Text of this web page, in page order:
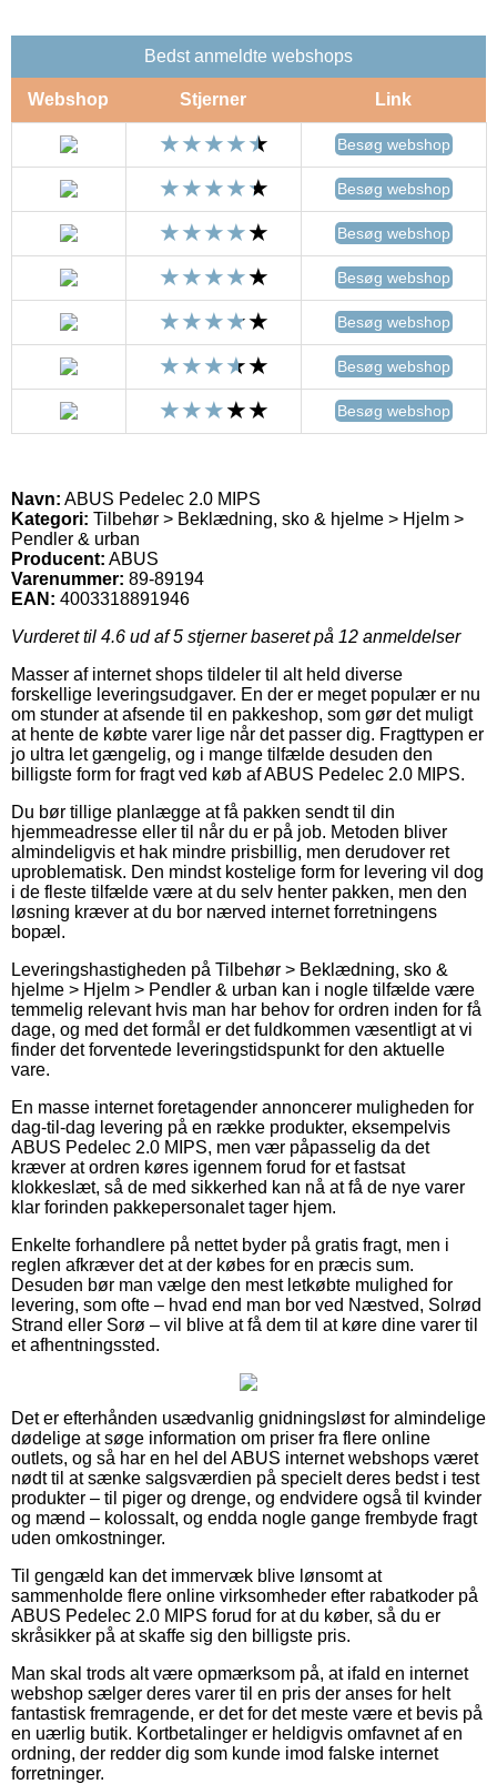
Bedst anmeldte webshops
Webshop Stjerner Link
Besøg webshop
Besøg webshop
Besøg webshop
Besøg webshop
Besøg webshop
Besøg webshop
Besøg webshop
Navn: ABUS Pedelec 2.0 MIPS
Kategori: Tilbehør > Beklædning, sko & hjelme > Hjelm >
Pendler & urban
Producent: ABUS
Varenummer: 89-89194
EAN: 4003318891946
Vurderet til 4.6 ud af 5 stjerner baseret på 12 anmeldelser
Masser af internet shops tildeler til alt held diverse
forskellige leveringsudgaver. En der er meget populær er nu
om stunder at afsende til en pakkeshop, som gør det muligt
at hente de købte varer lige når det passer dig. Fragttypen er
jo ultra let gængelig, og i mange tilfælde desuden den
billigste form for fragt ved køb af ABUS Pedelec 2.0 MIPS.
Du bør tillige planlægge at få pakken sendt til din
hjemmeadresse eller til når du er på job. Metoden bliver
almindeligvis et hak mindre prisbillig, men derudover ret
uproblematisk. Den mindst kostelige form for levering vil dog
i de fleste tilfælde være at du selv henter pakken, men den
løsning kræver at du bor nærved internet forretningens
bopæl.
Leveringshastigheden på Tilbehør > Beklædning, sko &
hjelme > Hjelm > Pendler & urban kan i nogle tilfælde være
temmelig relevant hvis man har behov for ordren inden for få
dage, og med det formål er det fuldkommen væsentligt at vi
finder det forventede leveringstidspunkt for den aktuelle
vare.
En masse internet foretagender annoncerer muligheden for
dag-til-dag levering på en række produkter, eksempelvis
ABUS Pedelec 2.0 MIPS, men vær påpasselig da det
kræver at ordren køres igennem forud for et fastsat
klokkeslæt, så de med sikkerhed kan nå at få de nye varer
klar forinden pakkepersonalet tager hjem.
Enkelte forhandlere på nettet byder på gratis fragt, men i
reglen afkræver det at der købes for en præcis sum.
Desuden bør man vælge den mest letkøbte mulighed for
levering, som ofte – hvad end man bor ved Næstved, Solrød
Strand eller Sorø – vil blive at få dem til at køre dine varer til
et afhentningssted.
Det er efterhånden usædvanlig gnidningsløst for almindelige
dødelige at søge information om priser fra flere online
outlets, og så har en hel del ABUS internet webshops været
nødt til at sænke salgsværdien på specielt deres bedst i test
produkter – til piger og drenge, og endvidere også til kvinder
og mænd – kolossalt, og endda nogle gange frembyde fragt
uden omkostninger.
Til gengæld kan det immervæk blive lønsomt at
sammenholde flere online virksomheder efter rabatkoder på
ABUS Pedelec 2.0 MIPS forud for at du køber, så du er
skråsikker på at skaffe sig den billigste pris.
Man skal trods alt være opmærksom på, at ifald en internet
webshop sælger deres varer til en pris der anses for helt
fantastisk fremragende, er det for det meste være et bevis på
en uærlig butik. Kortbetalinger er heldigvis omfavnet af en
ordning, der redder dig som kunde imod falske internet
forretninger.